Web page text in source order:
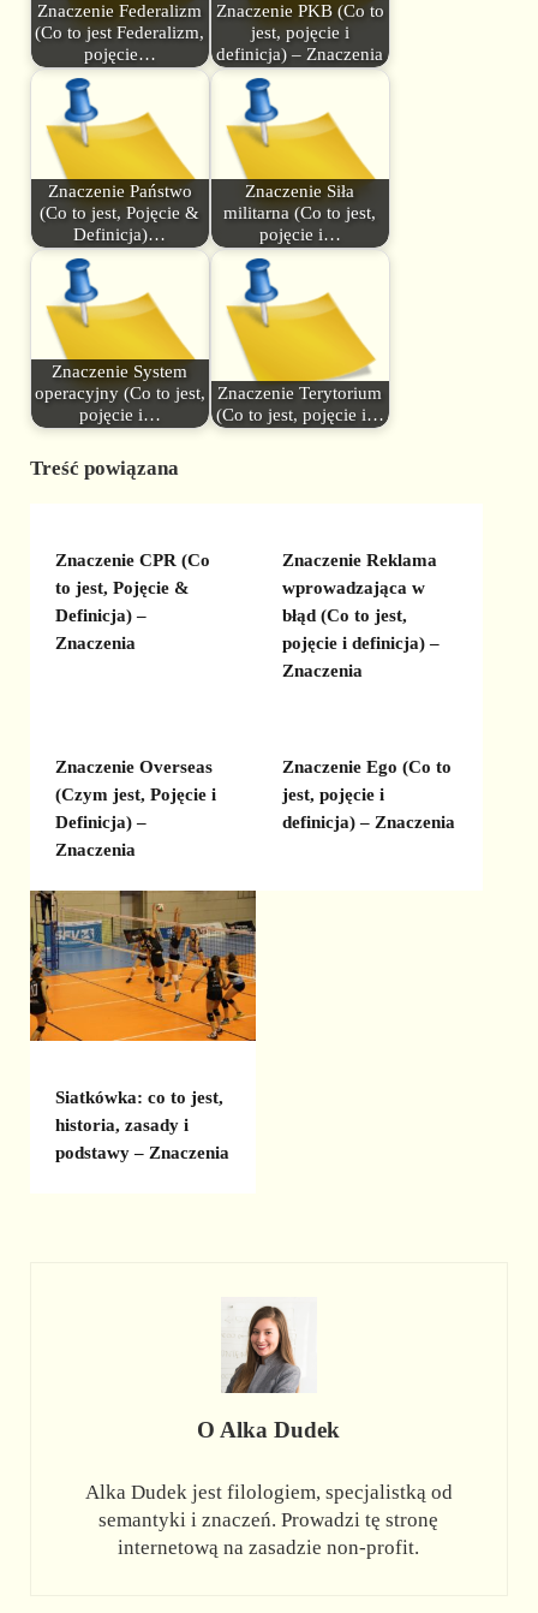
Znaczenie Federalizm
(Co to jest Federalizm,
pojęcie…
Znaczenie PKB (Co to
jest, pojęcie i
definicja) – Znaczenia
Znaczenie Państwo
(Co to jest, Pojęcie &
Definicja)…
Znaczenie Siła
militarna (Co to jest,
pojęcie i…
Znaczenie System
operacyjny (Co to jest,
pojęcie i…
Znaczenie Terytorium
(Co to jest, pojęcie i…
Treść powiązana
Znaczenie CPR (Co
to jest, Pojęcie &
Definicja) –
Znaczenia
Znaczenie Reklama
wprowadzająca w
błąd (Co to jest,
pojęcie i definicja) –
Znaczenia
Znaczenie Overseas
(Czym jest, Pojęcie i
Definicja) –
Znaczenia
Znaczenie Ego (Co to
jest, pojęcie i
definicja) – Znaczenia
Siatkówka: co to jest,
historia, zasady i
podstawy – Znaczenia
O Alka Dudek
Alka Dudek jest filologiem, specjalistką od
semantyki i znaczeń. Prowadzi tę stronę
internetową na zasadzie non-profit.